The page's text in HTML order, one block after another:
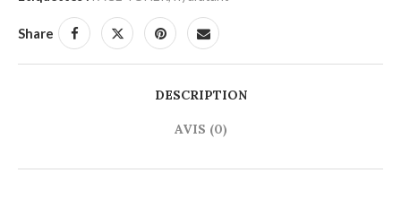
Share
DESCRIPTION
AVIS (0)